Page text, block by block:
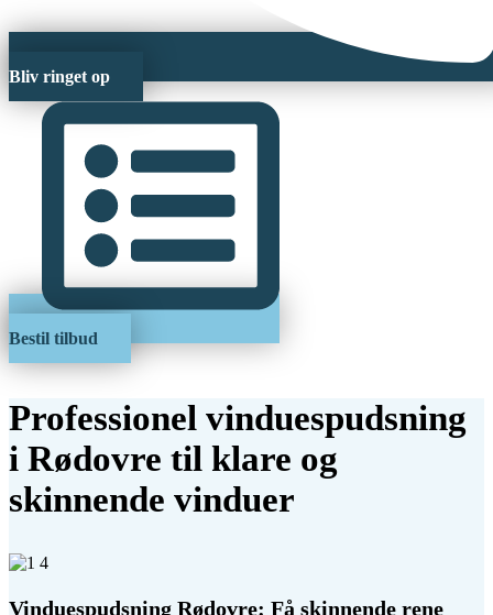
Bliv ringet op
Bestil tilbud
Professionel vinduespudsning
i Rødovre til klare og
skinnende vinduer
Vinduespudsning Rødovre: Få skinnende rene